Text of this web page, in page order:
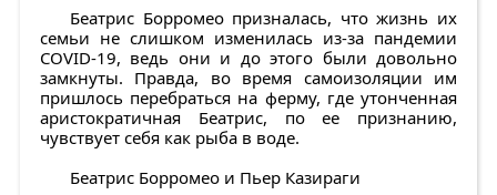
Беатрис Борромео призналась, что жизнь их
семьи не слишком изменилась из-за пандемии
COVID-19, ведь они и до этого были довольно
замкнуты. Правда, во время самоизоляции им
пришлось перебраться на ферму, где утонченная
аристократичная Беатрис, по ее признанию,
чувствует себя как рыба в воде.
Беатрис Борромео и Пьер Казираги